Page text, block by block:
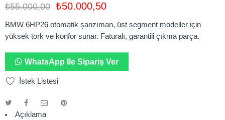
₺55.000,00 ₺50.000,50
BMW 6HP26 otomatik şanzıman, üst segment modeller için
yüksek tork ve konfor sunar. Faturalı, garantili çıkma parça.
WhatsApp Ile Sipariş Ver
İstek Listesi
Açıklama